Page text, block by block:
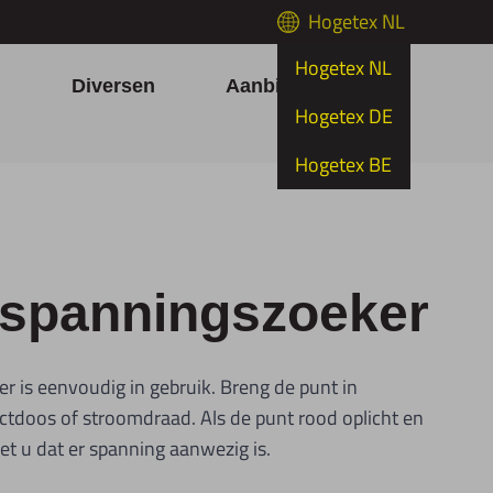
Hogetex NL
Hogetex NL
Hogetex DE
Hogetex BE
Diversen Aanbiedingen
is eenvoudig in gebruik. Breng de punt in
of stroomdraad. Als de punt rood oplicht en
u dat er spanning aanwezig is.